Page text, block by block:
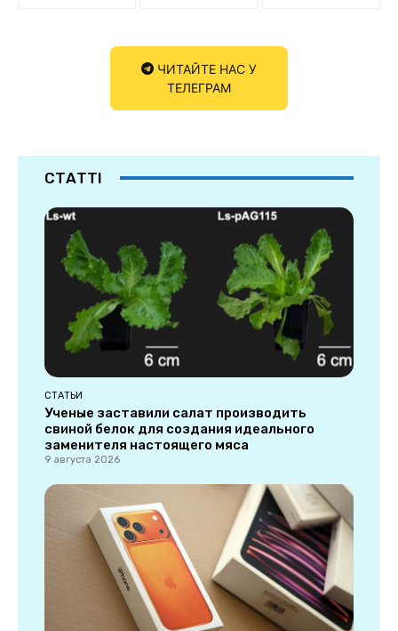
ЧИТАЙТЕ НАС У
ТЕЛЕГРАМ
СТАТТІ
СТАТЬИ
Ученые заставили салат производить
свиной белок для создания идеального
заменителя настоящего мяса
9 августа 2026